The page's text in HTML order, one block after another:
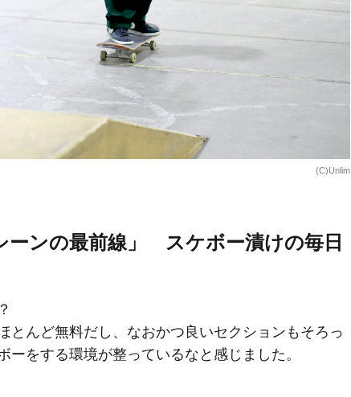
(C)Unlim
ーンの最前線」 スケボー漬けの毎日
んど無料だし、なおかつ良いセクションもそろっ
をする環境が整っているなと感じました。